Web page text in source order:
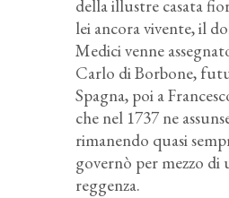
della illustre casata
lei ancora vivente, il
Medici venne
Carlo di Borbone,
Spagna, poi a
che nel 1737 ne
rimanendo quasi
governò per mezzo di
reggenza.